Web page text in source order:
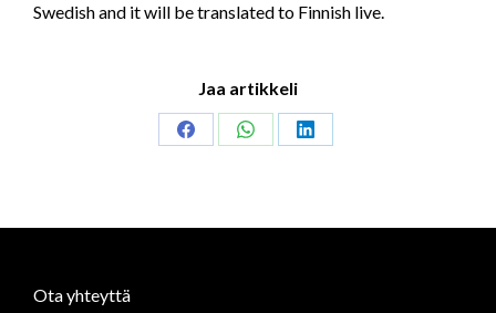
Swedish and it will be translated to Finnish live.
Jaa artikkeli
Share
Share
Share
Ota yhteyttä